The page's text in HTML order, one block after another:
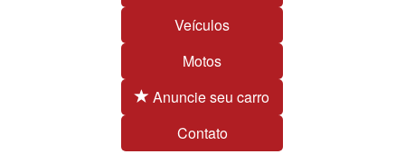
Veículos
Motos
Anuncie seu carro
Contato